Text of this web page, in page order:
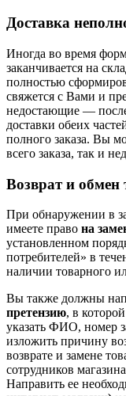
Доставка
Иногда во время
заканчивается на
полностью
свяжется с Вами и
недостающие —
доставки обеих
полного заказа. Вы
всего заказа, так и
Возврат и обмен
При обнаружении в
имеете право на
установленном
потребителей» в
наличии товарного
Вы также должны
претензию, в
указать ФИО, номер
изложить причину
возврате и замене
сотрудников
Направить ее